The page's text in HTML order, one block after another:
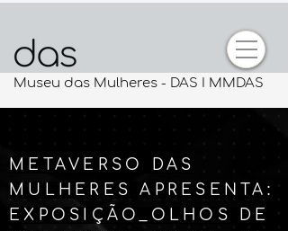
Museu das Mulheres - DAS I MMDAS
METAVERSO DAS
MULHERES APRESENTA:
EXPOSIÇÃO_OLHOS DE